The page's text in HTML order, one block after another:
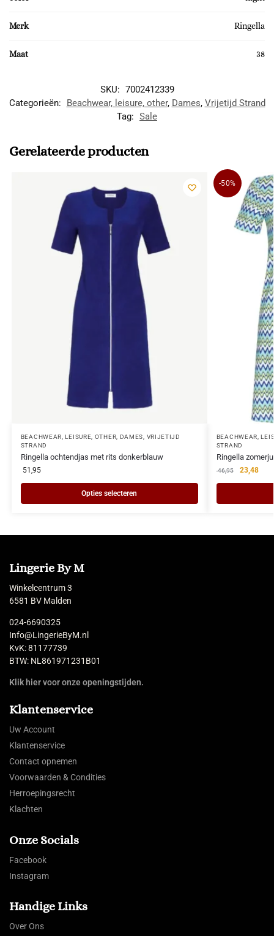
Merk Ringella
Maat 38
SKU: 7002412339
Categorieën:
Beachwear, leisure, other, Dames, Vrijetijd Strand
Tag: Sale
Gerelateerde producten
BEACHWEAR, LEISURE, OTHER DAMES
VRIJETIJD
STRAND
Ringella ochtendjas met rits donkerblauw
51,95
Opties selecteren
-50%
BEACHWEAR,
STRAND
Ringella
46,95 23,48
Lingerie By M
Winkelcentrum 3
6581 BV Malden
024-6690325
Info@LingerieByM.nl
KvK: 81177739
BTW: NL861971231B01
Klik hier voor onze openingstijden.
Klantenservice
Uw Account
Klantenservice
Contact opnemen
Voorwaarden & Condities
Herroepingsrecht
Klachten
Onze Socials
Facebook
Instagram
Handige Links
Over Ons